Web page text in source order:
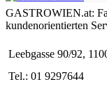
GASTROWIEN.at:
kundenorientierten
Leebgasse 90/92,
Tel.: 01 9297644